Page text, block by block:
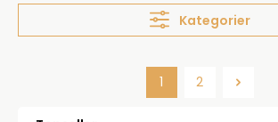
Kategorier
Side
1 Side
2